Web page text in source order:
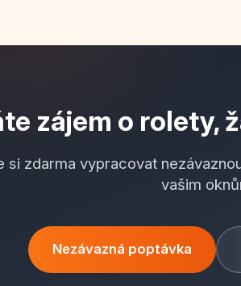
zájem o rolety,
si zdarma vypracovat
vašim
Nezávazná poptávka